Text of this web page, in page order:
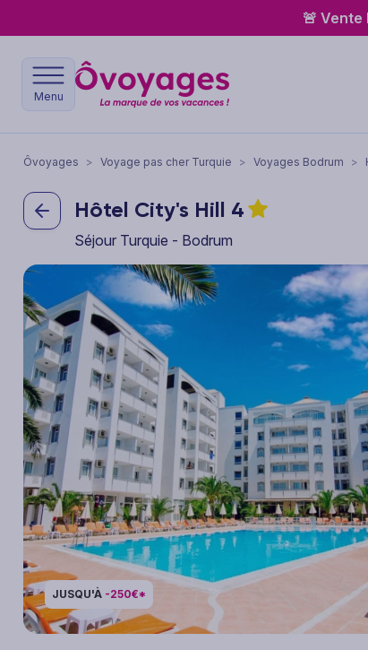
🚨
Menu
Ôvoyages > Voyage pas cher Turquie > Voyages Bodrum >
Hôtel City's Hill 4
Séjour Turquie - Bodrum
JUSQU'À -250€*